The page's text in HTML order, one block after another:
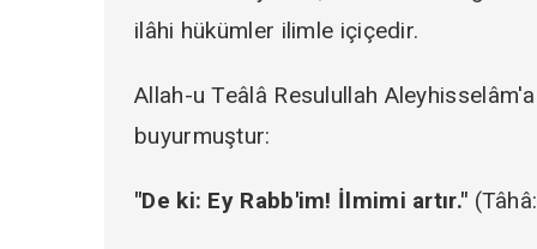
ilâhi hükümler ilimle içiçedir.
Allah-u Teâlâ Resulullah
buyurmuştur:
"De ki: Ey Rabb'im! İlmimi artır."